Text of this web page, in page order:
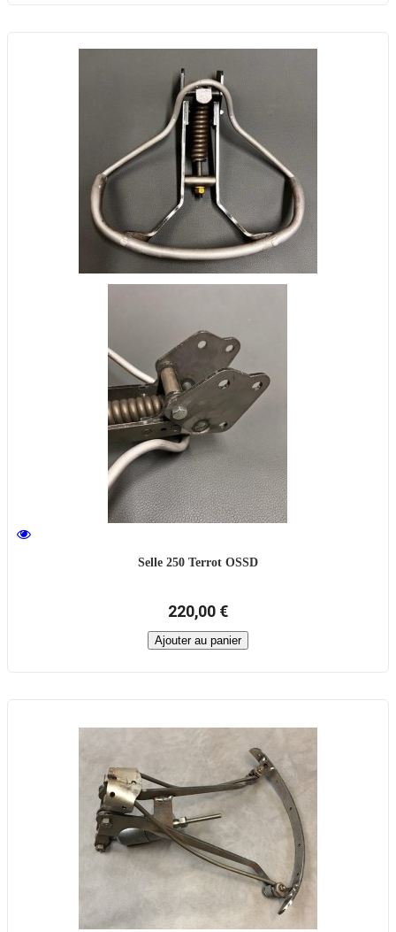
Selle 250 Terrot OSSD
220,00 €
Ajouter au panier